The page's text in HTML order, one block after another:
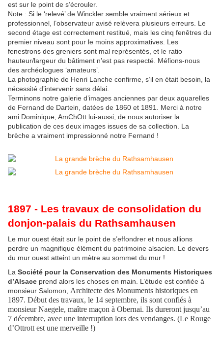
est sur le point de s’écrouler.
Note : Si le ‘relevé’ de Winckler semble vraiment sérieux et
professionnel, l’observateur avisé relèvera plusieurs erreurs. Le
second étage est correctement restitué, mais les cinq fenêtres du
premier niveau sont pour le moins approximatives. Les
fenestrons des greniers sont mal représentés, et le ratio
hauteur/largeur du bâtiment n’est pas respecté. Méfions-nous
des archéologues ‘amateurs’.
La photographie de Henri Lanche confirme, s’il en était besoin, la
nécessité d’intervenir sans délai.
Terminons notre galerie d’images anciennes par deux aquarelles
de Fernand de Dartein, datées de 1860 et 1891. Merci à notre
ami Dominique, AmChOtt lui-aussi, de nous autoriser la
publication de ces deux images issues de sa collection. La
brèche a vraiment impressionné notre Fernand !
1897 - Les travaux de consolidation du
donjon-palais du Rathsamhausen
Le mur ouest était sur le point de s’effondrer et nous allions
perdre un magnifique élément du patrimoine alsacien. Le devers
du mur ouest atteint un mètre au sommet du mur !
La Société pour la Conservation des Monuments Historiques
d’Alsace prend alors les choses en main. L’étude est confiée à
monsieur Salomon, Architecte des Monuments historiques en
1897. Début des travaux, le 14 septembre, ils sont confiés à
monsieur Naegele, maître maçon à Obernai. Ils dureront jusqu’au
7 décembre, avec une interruption lors des vendanges. (Le Rouge
d’Ottrott est une merveille !)